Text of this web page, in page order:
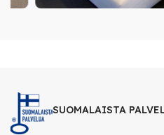
SUOMALAISTA